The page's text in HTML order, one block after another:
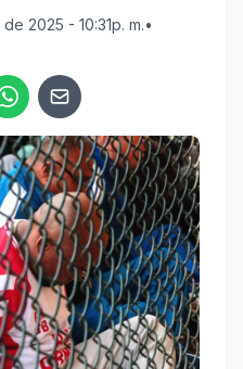
2025 - 10:31p. m.•